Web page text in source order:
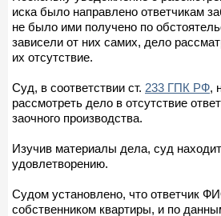
иска было направлено ответчикам
не было ими получено по
зависели от них самих, дело
их отсутствие.
Суд, в соответствии ст. 233 ГПК РФ,
рассмотреть дело в отсутствие
заочного производства.
Изучив материалы дела, суд
удовлетворению.
Судом установлено, что ответчик
собственником квартиры, и по